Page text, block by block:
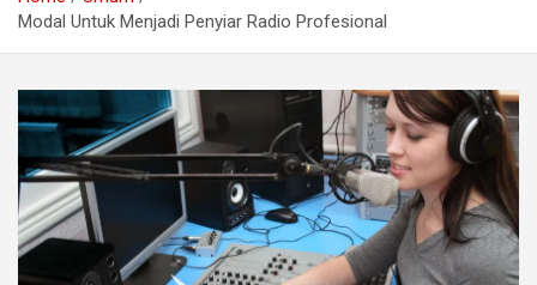
Modal Untuk Menjadi Penyiar Radio Profesional